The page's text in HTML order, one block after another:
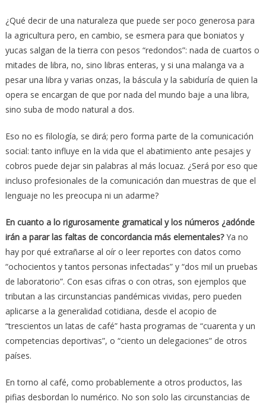
¿Qué decir de una naturaleza que puede ser poco generosa para
la agricultura pero, en cambio, se esmera para que boniatos y
yucas salgan de la tierra con pesos “redondos”: nada de cuartos o
mitades de libra, no, sino libras enteras, y si una malanga va a
pesar una libra y varias onzas, la báscula y la sabiduría de quien la
opera se encargan de que por nada del mundo baje a una libra,
sino suba de modo natural a dos.
Eso no es filología, se dirá; pero forma parte de la comunicación
social: tanto influye en la vida que el abatimiento ante pesajes y
cobros puede dejar sin palabras al más locuaz. ¿Será por eso que
incluso profesionales de la comunicación dan muestras de que el
lenguaje no les preocupa ni un adarme?
En cuanto a lo rigurosamente gramatical y los números ¿adónde
irán a parar las faltas de concordancia más elementales?Ya no
hay por qué extrañarse al oír o leer reportes con datos como
“ochocientos y tantos personas infectadas” y “dos mil un pruebas
de laboratorio”. Con esas cifras o con otras, son ejemplos que
tributan a las circunstancias pandémicas vividas, pero pueden
aplicarse a la generalidad cotidiana, desde el acopio de
“trescientos un latas de café” hasta programas de “cuarenta y un
competencias deportivas”, o “ciento un delegaciones” de otros
países.
En torno al café, como probablemente a otros productos, las
pifias desbordan lo numérico. No son solo las circunstancias de